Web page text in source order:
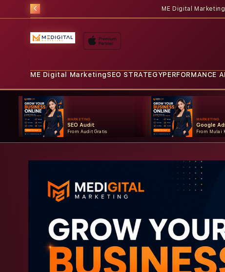
ME Digital
ME Digital MarketingSEO STRATEGYPERFORMANCE
MARKETING
SEO Audit
From Audit Gratis
MARKETING
Google
From Mulai
Skip to
information